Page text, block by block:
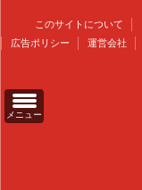
メニュー
このサイトについて
広告ポリシー
運営会社